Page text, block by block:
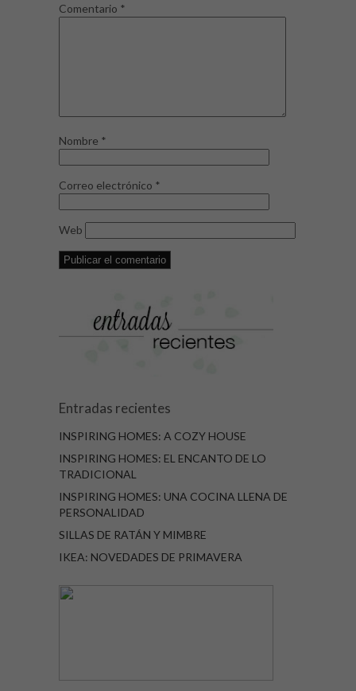
Comentario *
Nombre *
Correo electrónico *
Web
Entradas recientes
INSPIRING HOMES: A COZY HOUSE
INSPIRING HOMES: EL ENCANTO DE LO
TRADICIONAL
INSPIRING HOMES: UNA COCINA LLENA DE
PERSONALIDAD
SILLAS DE RATÁN Y MIMBRE
IKEA: NOVEDADES DE PRIMAVERA